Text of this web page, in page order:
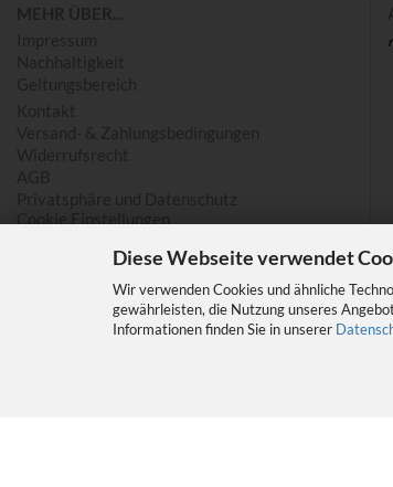
Diese Webseite verwendet
Wir verwenden Cookies und ähnliche
gewährleisten, die Nutzung unseres
Informationen finden Sie in unserer